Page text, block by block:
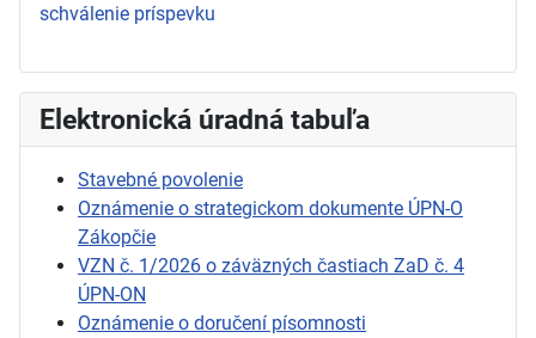
schválenie príspevku
Elektronická úradná tabuľa
Stavebné povolenie
Oznámenie o strategickom dokumente ÚPN-O
Zákopčie
VZN č. 1/2026 o záväzných častiach ZaD č. 4
ÚPN-ON
Oznámenie o doručení písomnosti